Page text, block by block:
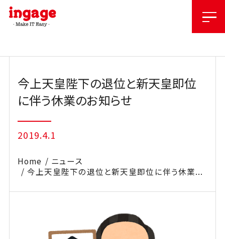
Skip
content
今上天皇陛下の退位と新天皇即位
に伴う休業のお知らせ
2019.4.1
Home
ニュース
今上天皇陛下の退位と新天皇即位に伴う休業...